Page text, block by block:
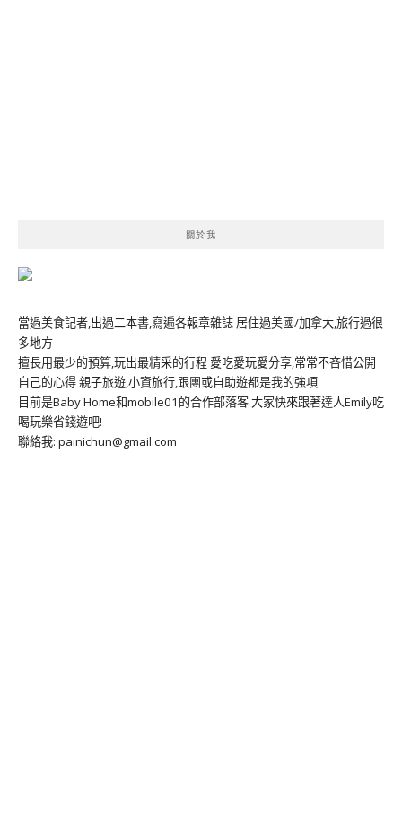
關於我
當過美食記者,出過二本書,寫遍各報章雜誌 居住過美國/加拿大,旅行過很
多地方
擅長用最少的預算,玩出最精采的行程 愛吃愛玩愛分享,常常不吝惜公開
自己的心得 親子旅遊,小資旅行,跟團或自助遊都是我的強項
目前是Baby Home和mobile01的合作部落客 大家快來跟著達人Emily吃
喝玩樂省錢遊吧!
聯絡我: painichun@gmail.com